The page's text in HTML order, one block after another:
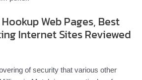
Web Pages, Best
Internet Sites Reviewed
of security that various other